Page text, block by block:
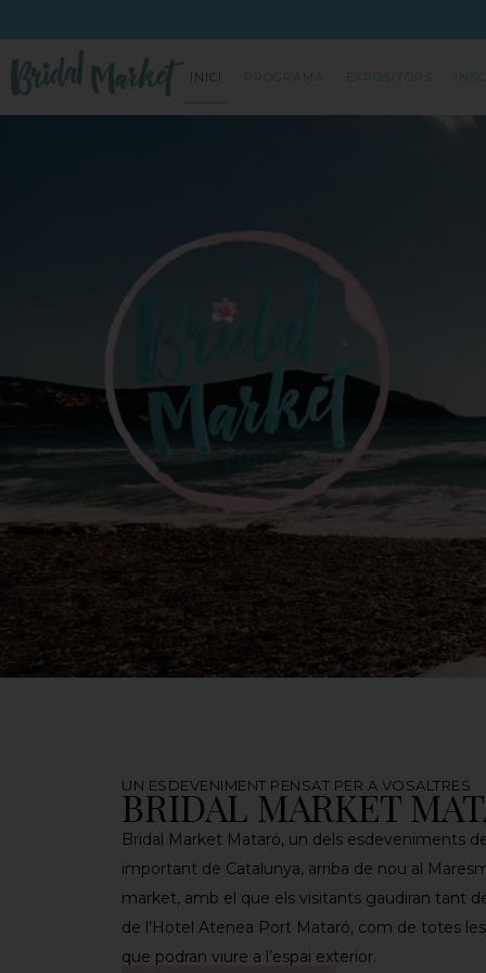
INICI PROGRAMA EXPOSITORS
UN ESDEVENIMENT PENSAT PER A VOSALTRES
BRIDAL MARKET
Bridal Market Mataró, un dels esdeveniments
important de Catalunya, arriba de nou al
market, amb el que els visitants gaudiran tant
de l’Hotel Atenea Port Mataró, com de totes
que podran viure a l’espai exterior.